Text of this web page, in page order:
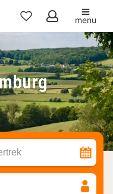
Mijn
favorieten
menu